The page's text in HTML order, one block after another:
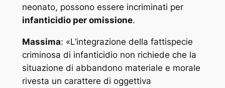
neonato, possono essere incriminati per
infanticidio per omissione.
Massima: «L’integrazione della fattispecie
criminosa di infanticidio non richiede che la
situazione di abbandono materiale e morale
rivesta un carattere di oggettiva